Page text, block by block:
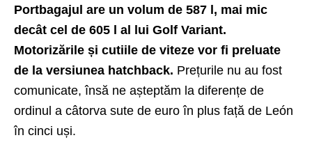
Portbagajul are un volum de 587 l, mai mic
decât cel de 605 l al lui Golf Variant.
Motorizările și cutiile de viteze vor fi preluate
de la versiunea hatchback. Prețurile nu au fost
comunicate, însă ne așteptăm la diferențe de
ordinul a câtorva sute de euro în plus față de León
în cinci uși.